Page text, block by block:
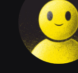
了直接見證
化意象如何
曲者的作品
狂想曲》第
制轉換後，
命與語感，